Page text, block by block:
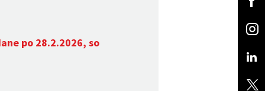
po 28.2.2026, so